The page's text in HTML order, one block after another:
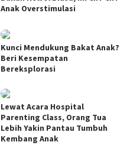
Anak Overstimulasi
Kunci Mendukung Bakat Anak?
Beri Kesempatan
Bereksplorasi
Lewat Acara Hospital
Parenting Class, Orang Tua
Lebih Yakin Pantau Tumbuh
Kembang Anak